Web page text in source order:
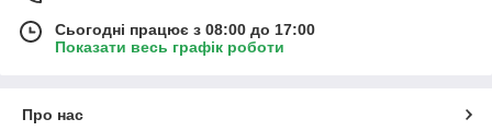
Сьогодні працює з 08:00 до 17:00
Показати весь графік роботи
Про нас